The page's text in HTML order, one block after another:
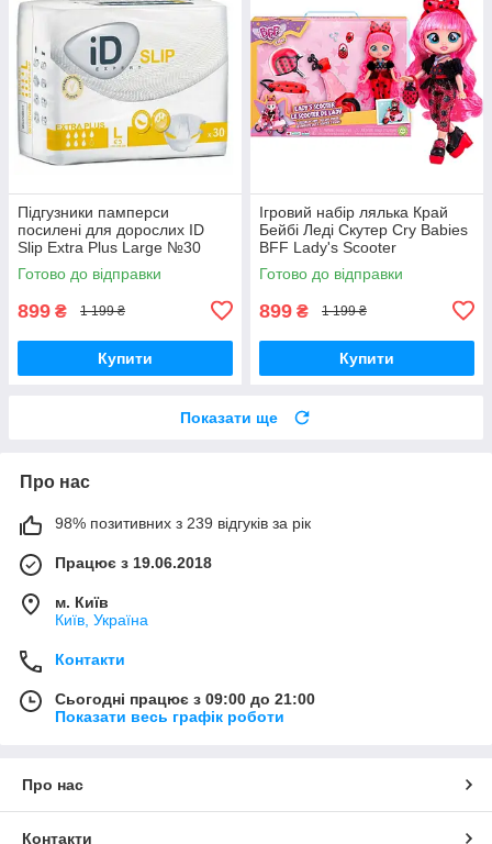
Підгузники памперси
посилені для дорослих ID
Slip Extra Plus Large №30
розмір L 115см-155 см
Готово до відправки
899 ₴ 1 199 ₴
Купити
Ігровий набір лялька Край
Бейбі Леді Скутер Cry Babies
BFF Lady's Scooter
Готово до відправки
899 ₴ 1 199 ₴
Купити
Показати ще
Про нас
98% позитивних з 239 відгуків за рік
Працює з 19.06.2018
м. Київ
Київ, Україна
Контакти
Сьогодні працює з 09:00 до 21:00
Показати весь графік роботи
Про нас
Контакти